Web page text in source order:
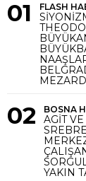
FLASH
BOSNA
AGİT
YAKIN